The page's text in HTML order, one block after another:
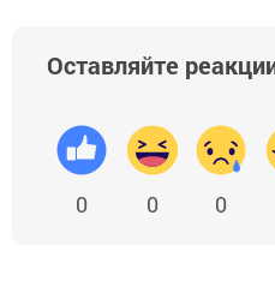
Оставляйте
0 0 0